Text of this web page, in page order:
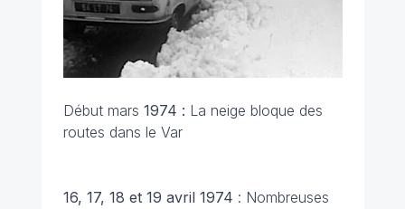
Début mars 1974 : La neige bloque des
routes dans le Var
16, 17, 18 et 19 avril 1974 : Nombreuses